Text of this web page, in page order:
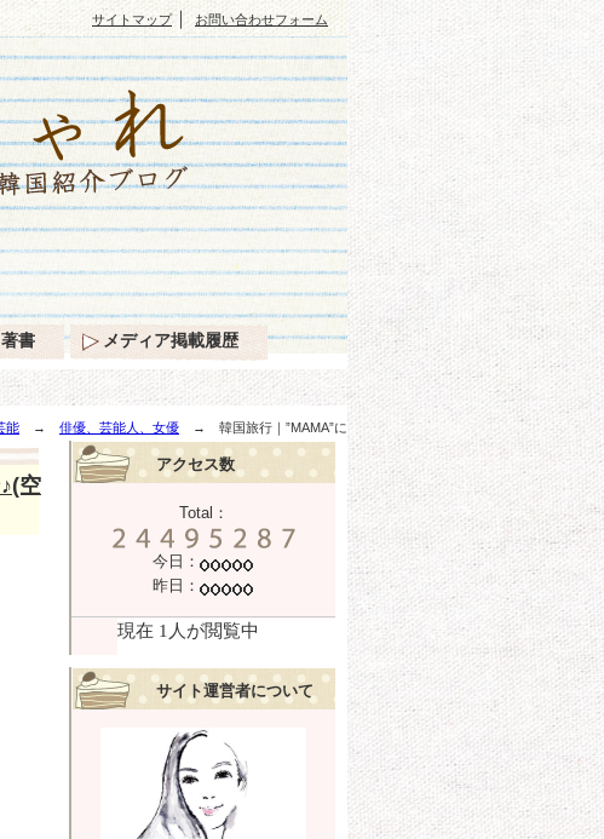
能 → 俳優、芸能人、女優 → 韓国旅行｜”MAMA”に
空
アクセス数
Total：
今日：
昨日：
サイト運営者について
サイトマップ｜ お問い合わせフォーム
著書 メディア掲載履歴